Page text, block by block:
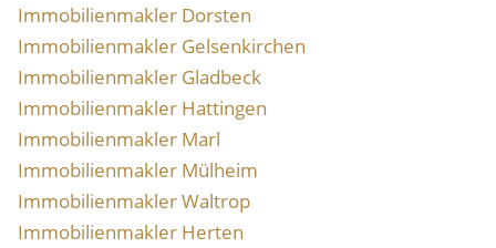
Immobilienmakler Dorsten
Immobilienmakler Gelsenkirchen
Immobilienmakler Gladbeck
Immobilienmakler Hattingen
Immobilienmakler Marl
Immobilienmakler Mülheim
Immobilienmakler Waltrop
Immobilienmakler Herten